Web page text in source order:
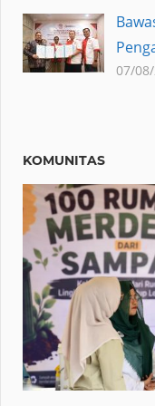
07/
KOMUNITAS